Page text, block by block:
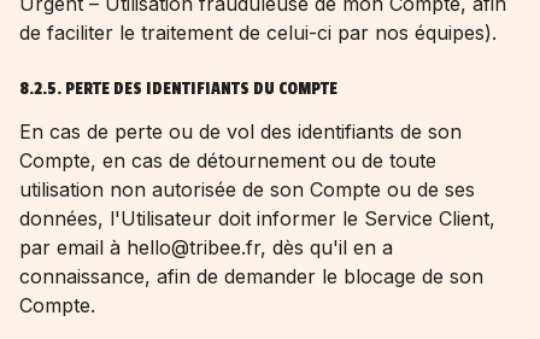
de faciliter le traitement de celui-ci par nos équipes).
8.2.5. PERTE DES IDENTIFIANTS DU COMPTE
En cas de perte ou de vol des identifiants de son
Compte, en cas de détournement ou de toute
utilisation non autorisée de son Compte ou de ses
données, l'Utilisateur doit informer le Service Client,
par email à hello@tribee.fr, dès qu'il en a
connaissance, afin de demander le blocage de son
Compte.